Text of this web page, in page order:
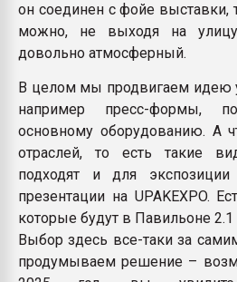
он соединен с фойе выставки,
можно, не выходя на
довольно атмосферный.
В целом мы продвигаем идею
например пресс-формы,
основному оборудованию. А
отраслей, то есть такие
подходят и для
презентации на UPAKEXPO.
которые будут в Павильоне
Выбор здесь все-таки за
продумываем решение –